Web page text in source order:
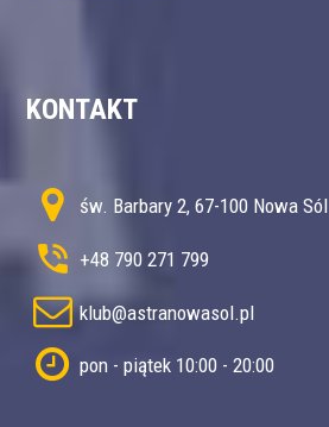
KONTAKT
św. Barbary 2, 67-100 Nowa Sól
+48 790 271 799
klub@astranowasol.pl
pon - piątek 10:00 - 20:00